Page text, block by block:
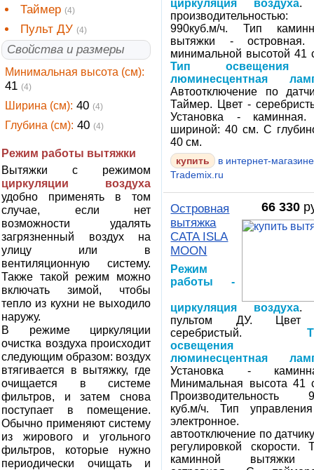
Таймер (4)
Пульт ДУ (4)
Свойства и размеры
Минимальная высота (см):
41 (4)
Ширина (см): 40 (4)
Глубина (см): 40 (4)
Режим работы вытяжки
Вытяжки с режимом
циркуляции воздуха
удобно применять в том
случае, если нет
возможности удалять
загрязненный воздух на
улицу или в
вентиляционную систему.
Также такой режим можно
включать зимой, чтобы
тепло из кухни не выходило
наружу.
В режиме циркуляции
очистка воздуха происходит
следующим образом: воздух
втягивается в вытяжку, где
очищается в системе
фильтров, и затем снова
поступает в помещение.
Обычно применяют систему
из жирового и угольного
фильтров, которые нужно
периодически очищать и
циркуляция воздуха.
производительностью:
990куб.м/ч. Тип
вытяжки -
минимальной высотой 41
Тип
люминесцентная
Автоотключение по
Таймер. Цвет -
Установка -
шириной: 40 см. С
40 см.
купить
в интернет-магазине
Trademix.ru
66 330
Островная
вытяжка
CATA ISLA
MOON
Режим
работы -
циркуляция воздуха.
пультом ДУ.
серебристый.
освещения
люминесцентная
Установка -
Минимальная высота 41
Производительность
куб.м/ч. Тип
электронное.
автоотключение по
регулировкой скорости.
каминной